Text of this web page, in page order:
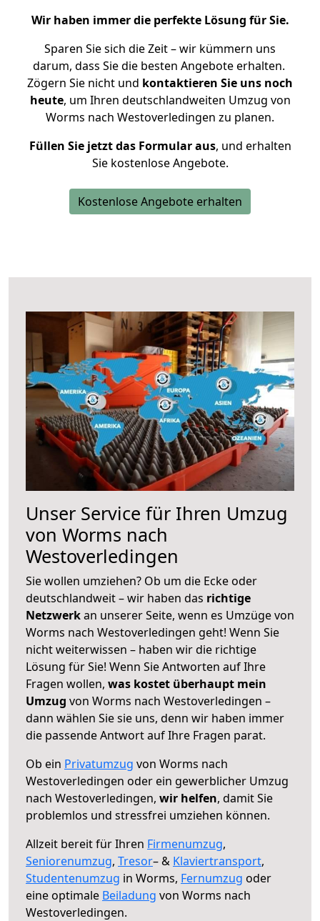
Wir haben immer die perfekte Lösung für Sie.
Sparen Sie sich die Zeit – wir kümmern uns
darum, dass Sie die besten Angebote erhalten.
Zögern Sie nicht und kontaktieren Sie uns noch
heute, um Ihren deutschlandweiten Umzug von
Worms nach Westoverledingen zu planen.
Füllen Sie jetzt das Formular aus, und erhalten
Sie kostenlose Angebote.
Kostenlose Angebote erhalten
Unser Service für Ihren Umzug
von Worms nach
Westoverledingen
Sie wollen umziehen? Ob um die Ecke oder
deutschlandweit – wir haben das richtige
Netzwerkan unserer Seite, wenn es Umzüge von
Worms nach Westoverledingen geht! Wenn Sie
nicht weiterwissen – haben wir die richtige
Lösung für Sie! Wenn Sie Antworten auf Ihre
Fragen wollen, was kostet überhaupt mein
Umzug von Worms nach Westoverledingen –
dann wählen Sie sie uns, denn wir haben immer
die passende Antwort auf Ihre Fragen parat.
Ob ein Privatumzug von Worms nach
Westoverledingen oder ein gewerblicher Umzug
nach Westoverledingen, wir helfen, damit Sie
problemlos und stressfrei umziehen können.
Allzeit bereit für Ihren Firmenumzug,
Seniorenumzug, Tresor– & Klaviertransport,
Studentenumzug in Worms, Fernumzug oder
eine optimale Beiladung von Worms nach
Westoverledingen.